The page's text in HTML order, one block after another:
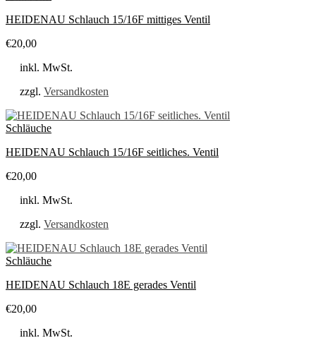
HEIDENAU Schlauch 15/16F mittiges Ventil
€20,00
inkl. MwSt.
zzgl. Versandkosten
Schläuche
HEIDENAU Schlauch 15/16F seitliches. Ventil
€20,00
inkl. MwSt.
zzgl. Versandkosten
Schläuche
HEIDENAU Schlauch 18E gerades Ventil
€20,00
inkl. MwSt.